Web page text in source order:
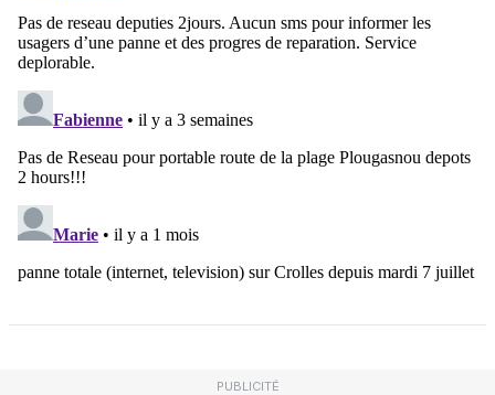
PUBLICITÉ